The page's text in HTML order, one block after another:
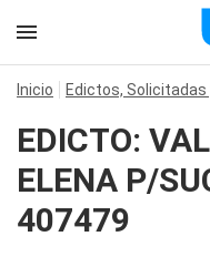
Inicio Edictos,
EDICTO:
ELENA P/
407479